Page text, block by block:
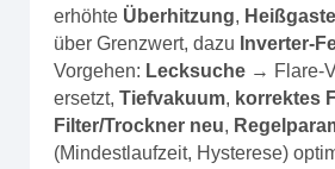
erhöhte Überhitzung,
über Grenzwert, dazu
Vorgehen: Lecksuche →
ersetzt, Tiefvakuum, korrektes
Filter/Trockner neu,
(Mindestlaufzeit, Hysterese)